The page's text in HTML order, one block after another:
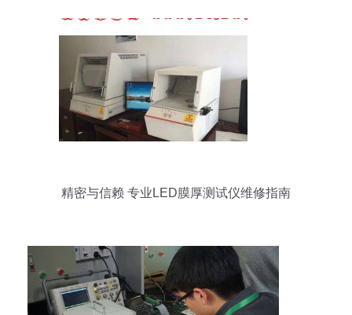
精密与信赖 专业LED膜厚测试仪维修指南